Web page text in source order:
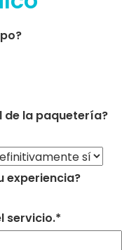
de la paquetería?
experiencia?
servicio.*